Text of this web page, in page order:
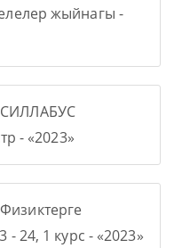
жыйнагы -
СИЛЛАБУС
- «2023»
Физиктерге
24, 1 курс - «2023»